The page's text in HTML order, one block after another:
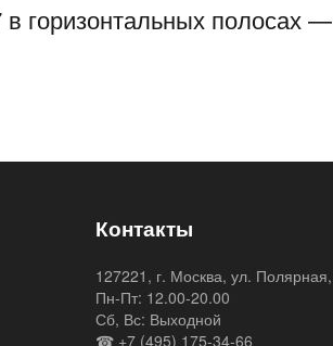
горизонтальных полосах
Контакты
127221, г. Москва, ул.
Пн-Пт: 12.00-20.00
Сб, Вс: Выходной
☎ +7 (495) 175-34-66